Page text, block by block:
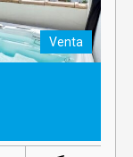
Venta